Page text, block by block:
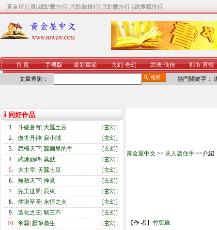
黃金屋首頁 總點擊排行 周點擊排行 月點擊排行 總搜藏排行
首 頁 手機版 最新章節 玄幻·奇幻 武俠·仙俠 都市·言情
文章查詢： 熱門關鍵字：
同好作品
1. 斗破蒼穹 天蠶土豆 [玄幻]
2.
傲世丹神 寂小賊 [玄幻]
3.
武極天下 蠶繭里的牛 [玄幻]
4.
武煉巔峰 莫默 [玄幻]
5.
大主宰 天蠶土豆 [玄幻]
6.
無敵天下 神見 [玄幻]
7.
完美世界 辰東 [玄幻]
8.
儒道至圣 永恒之火 [玄幻]
9.
造化之王 豬三不 [玄幻]
10. 帝霸 厭筆蕭生 [玄幻]
黃金屋中文 >> 夫人請住手 >>介紹
【作 者】 竹葉糕